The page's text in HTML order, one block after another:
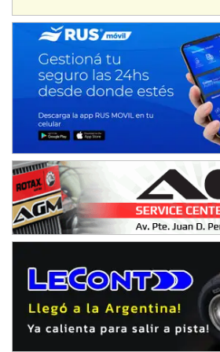
IAME SERIES ARGENTINA 6
Ramiro Tot (Asfalto)
KDO - F6
Ciudad de Trenque Lauquen (Asfalto)
ENTRERRIANO - F6 (POSTERGADA)
Parque de la Velocidad (Asfalto)
Villaguay (Entre Ríos)
VICTORIENSE - F7
El Cerro (Tierra)
Victoria (Entre Ríos)
Moto Club Reginense (Tierra)
Gral. E. Godoy (Río Negro)
CSK - F7
Juventud Unida (Tierra)